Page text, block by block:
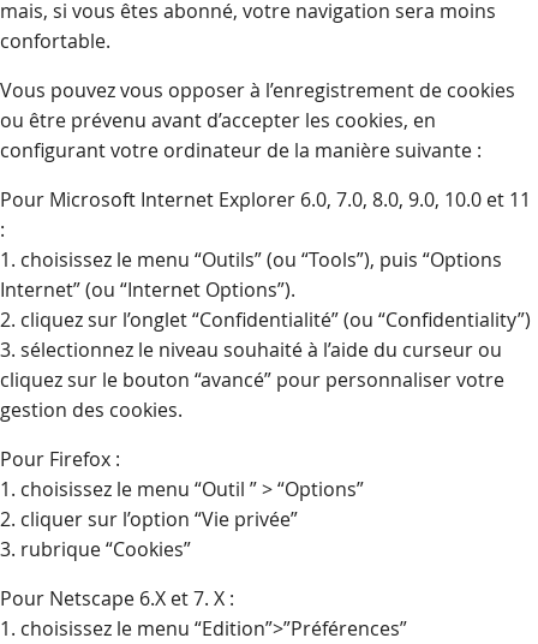
mais, si vous êtes abonné, votre navigation sera moins
confortable.
Vous pouvez vous opposer à l’enregistrement de cookies
ou être prévenu avant d’accepter les cookies, en
configurant votre ordinateur de la manière suivante :
Pour Microsoft Internet Explorer 6.0, 7.0, 8.0, 9.0, 10.0 et 11
:
1. choisissez le menu “Outils” (ou “Tools”), puis “Options
Internet” (ou “Internet Options”).
2. cliquez sur l’onglet “Confidentialité” (ou “Confidentiality”)
3. sélectionnez le niveau souhaité à l’aide du curseur ou
cliquez sur le bouton “avancé” pour personnaliser votre
gestion des cookies.
Pour Firefox :
1. choisissez le menu “Outil ” > “Options”
2. cliquer sur l’option “Vie privée”
3. rubrique “Cookies”
Pour Netscape 6.X et 7. X :
1. choisissez le menu “Edition”>”Préférences”